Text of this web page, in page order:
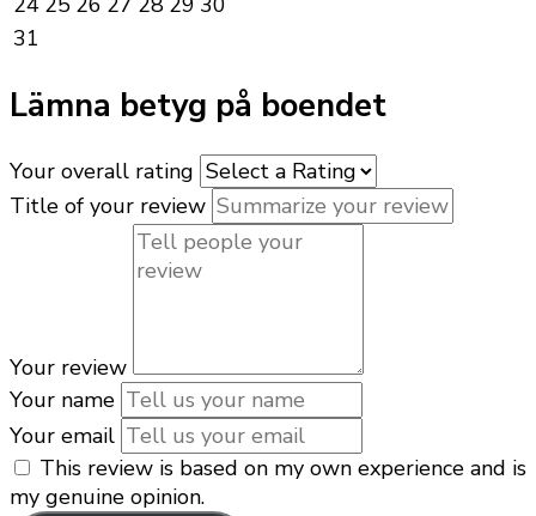
31
Lämna betyg på boendet
Your overall rating
Title of your review
Your review
Your name
Your email
This review is based on my own experience and is
my genuine opinion.